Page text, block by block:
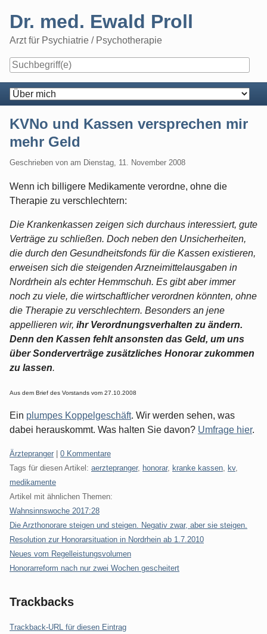
content
Dr. med. Ewald Proll
Arzt für Psychiatrie / Psychotherapie
Navigation
KVNo und Kassen versprechen mir
mehr Geld
Geschrieben von am Dienstag, 11. November 2008
Wenn ich billigere Medikamente verordne, ohne die
Therapie zu verschlechtern:
Die Krankenkassen zeigen sich durchaus interessiert, gute
Verträge zu schließen. Doch neben den Unsicherheiten,
die durch den Gesundheitsfonds für die Kassen existieren,
erweisen sich die steigenden Arzneimittelausgaben in
Nordrhein als echter Hemmschuh. Es gibt aber immer
noch zu viele, die wirtschaftlicher verordnen könnten, ohne
die Therapie zu verschlechtern. Besonders an jene
appellieren wir, ihr Verordnungsverhalten zu ändern.
Denn den Kassen fehlt ansonsten das Geld, um uns
über Sonderverträge zusätzliches Honorar zukommen
zu lassen.
Aus dem Brief des Vorstands vom 27.10.2008
Ein plumpes Koppelgeschäft. Wir werden sehen, was
dabei herauskommt. Was halten Sie davon? Umfrage hier.
Kategorien:
Ärztepranger
0 Kommentare
Tags für diesen Artikel: aerztepranger, honorar, kranke kassen kv,
medikamente
Artikel mit ähnlichen Themen:
Wahnsinnswoche 2017:28
Die Arzthonorare steigen und steigen. Negativ zwar, aber sie steigen.
Resolution zur Honorarsituation in Nordrhein ab 1.7.2010
Neues vom Regelleistungsvolumen
Honorarreform nach nur zwei Wochen gescheitert
Trackbacks
Trackback-URL für diesen Eintrag